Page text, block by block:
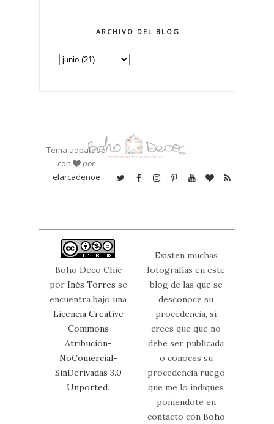
ARCHIVO DEL BLOG
Tema adpatado
con
por
elarcadenoe
Boho Deco Chic
por Inés Torres se
encuentra bajo una
Licencia Creative
Commons
Atribución-
NoComercial-
SinDerivadas 3.0
Unported.
Existen muchas
fotografías en este
blog de las que se
desconoce su
procedencia, sí
crees que que no
debe ser publicada
o conoces su
procedencia ruego
que me lo indiques
poniendote en
contacto con Boho